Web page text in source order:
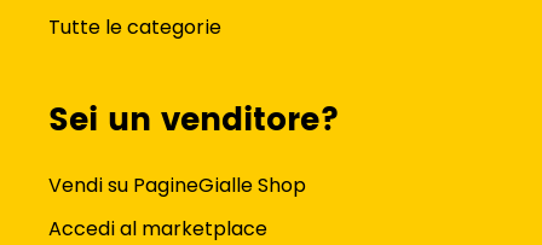
Tutte le categorie
Sei un venditore?
Vendi su PagineGialle Shop
Accedi al marketplace